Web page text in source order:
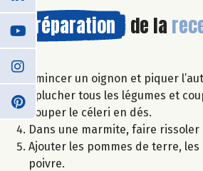
Préparation de la
Émincer un oignon et piquer
Éplucher tous les légumes et
Couper le céleri en dés.
Dans une marmite, faire rissoler
Ajouter les pommes de terre,
poivre.